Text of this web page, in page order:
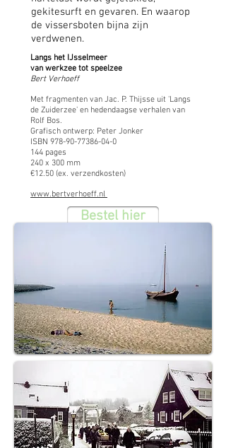
gekitesurft en gevaren. En waarop
de vissersboten bijna zijn
verdwenen.
Langs het IJsselmeer
van werkzee tot speelzee
Bert Verhoeff
Met fragmenten van Jac. P. Thijsse uit 'Langs
de Zuiderzee' en hedendaagse verhalen van
Rolf Bos.
Grafisch ontwerp: Peter Jonker
ISBN 978-90-77386-04-0
144 pages
240 x 300 mm
€12.50 (ex. verzendkosten)
www.bertverhoeff.nl
Bestel hier